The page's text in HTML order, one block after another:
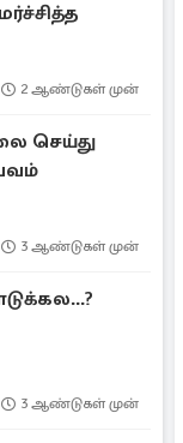
2 ஆண்டுகள் முன்
செய்து
3 ஆண்டுகள் முன்
3 ஆண்டுகள் முன்